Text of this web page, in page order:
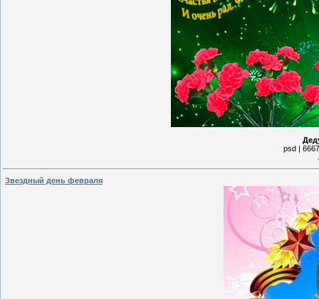
psd |
Звездный день февраля